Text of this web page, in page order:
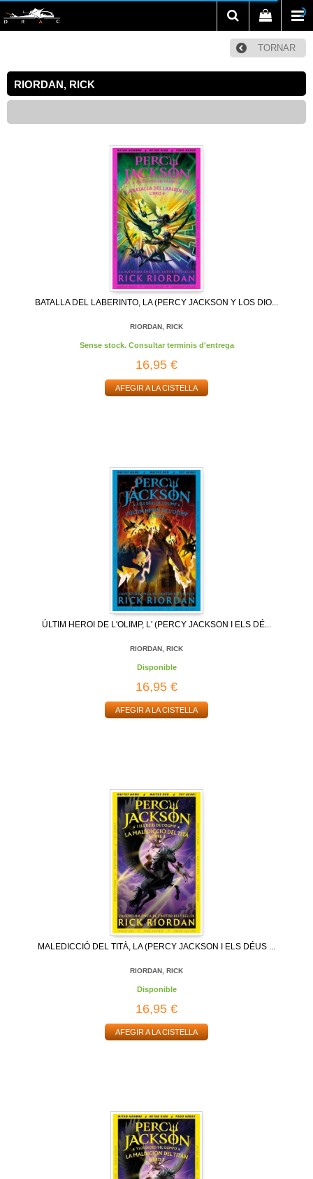
TORNAR
RIORDAN, RICK
BATALLA DEL LABERINTO, LA (PERCY JACKSON Y LOS DIO...
RIORDAN, RICK
Sense stock. Consultar terminis d'entrega
16,95 €
AFEGIR A LA CISTELLA
ÚLTIM HEROI DE L'OLIMP, L' (PERCY JACKSON I ELS DÉ...
RIORDAN, RICK
Disponible
16,95 €
AFEGIR A LA CISTELLA
MALEDICCIÓ DEL TITÀ, LA (PERCY JACKSON I ELS DÉUS ...
RIORDAN, RICK
Disponible
16,95 €
AFEGIR A LA CISTELLA